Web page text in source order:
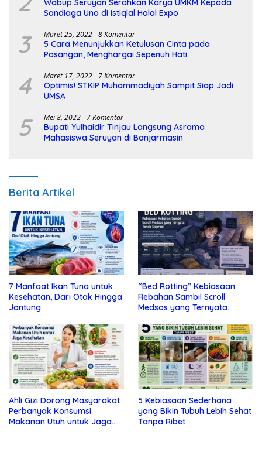
Wabup Seruyan Serahkan Karya UMKM Kepada
Sandiaga Uno di Istiqlal Halal Expo
3 Maret 25, 2022 8 Komentar
5 Cara Menunjukkan Ketulusan Cinta pada
Pasangan, Menghargai Sepenuh Hati
4 Maret 17, 2022 7 Komentar
Optimis! STKIP Muhammadiyah Sampit Siap Jadi
UMSA
5 Mei 8, 2022 7 Komentar
Bupati Yulhaidir Tinjau Langsung Asrama
Mahasiswa Seruyan di Banjarmasin
Berita Artikel
7 Manfaat Ikan Tuna untuk
Kesehatan, Dari Otak Hingga
Jantung
“Bed Rotting” Kebiasaan
Rebahan Sambil Scroll
Medsos yang Ternyata
Ahli Gizi Dorong Masyarakat
Perbanyak Konsumsi
Makanan Utuh untuk Jaga
5 Kebiasaan Sederhana
yang Bikin Tubuh Lebih Sehat
Tanpa Ribet